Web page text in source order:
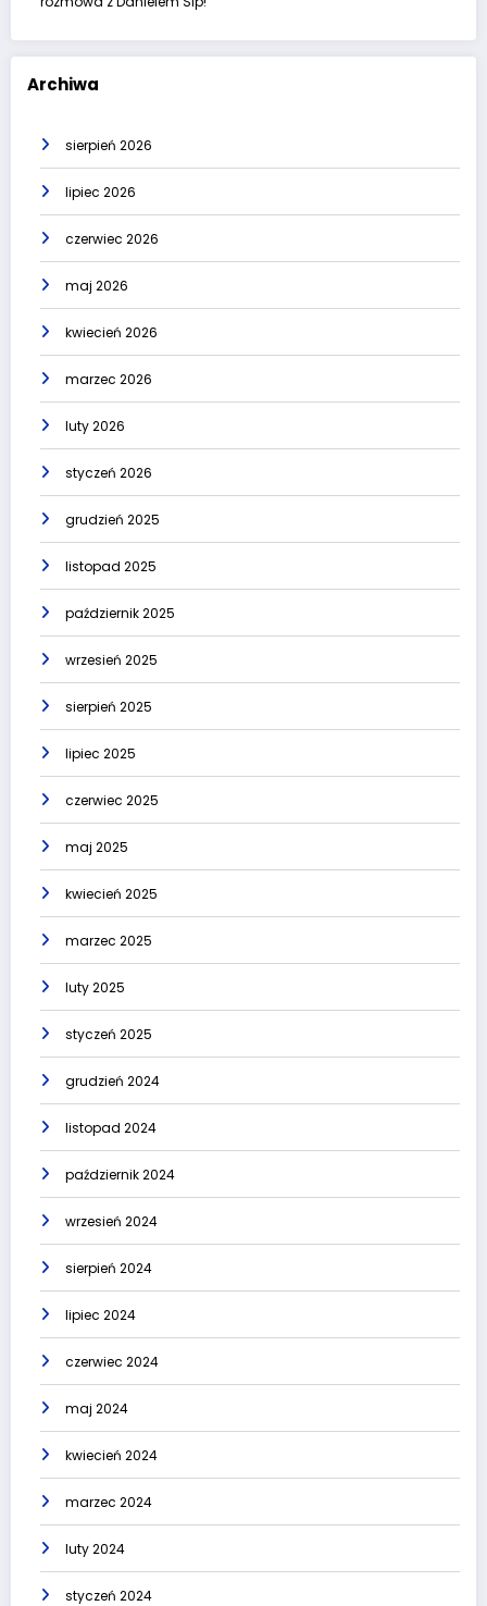
Archiwa
sierpień 2026
lipiec 2026
czerwiec 2026
maj 2026
kwiecień 2026
marzec 2026
luty 2026
styczeń 2026
grudzień 2025
listopad 2025
październik 2025
wrzesień 2025
sierpień 2025
lipiec 2025
czerwiec 2025
maj 2025
kwiecień 2025
marzec 2025
luty 2025
styczeń 2025
grudzień 2024
listopad 2024
październik 2024
wrzesień 2024
sierpień 2024
lipiec 2024
czerwiec 2024
maj 2024
kwiecień 2024
marzec 2024
luty 2024
styczeń 2024